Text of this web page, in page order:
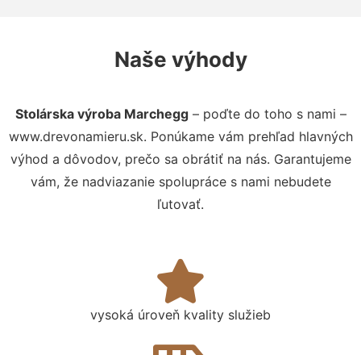
Naše výhody
Stolárska výroba Marchegg– poďte do toho s nami –
www.drevonamieru.sk. Ponúkame vám prehľad hlavných
výhod a dôvodov, prečo sa obrátiť na nás. Garantujeme
vám, že nadviazanie spolupráce s nami nebudete
ľutovať.
vysoká úroveň kvality služieb